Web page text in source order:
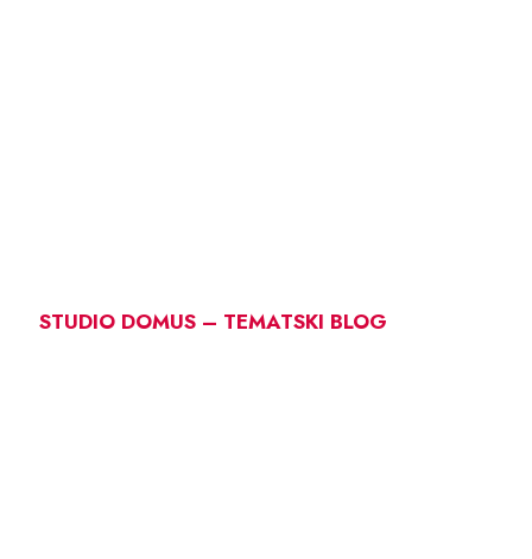
STUDIO DOMUS – TEMATSKI BLOG